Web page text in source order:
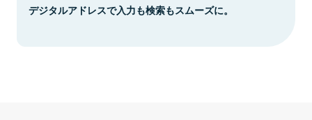
デジタルアドレスで入力も検索もスムーズに。